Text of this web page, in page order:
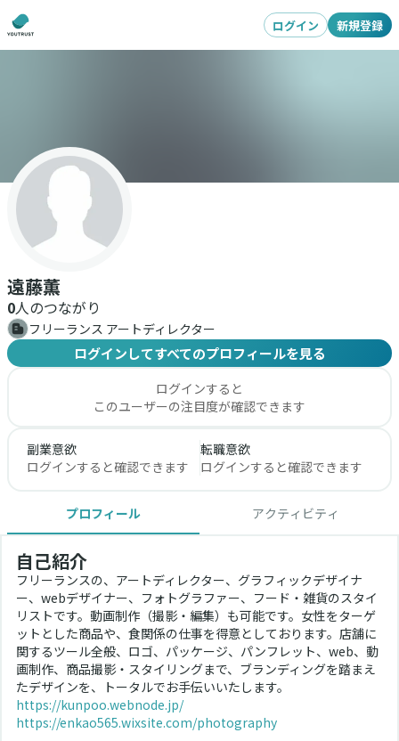
ログイン 新規登録
遠藤薫
0人のつながり
フリーランス アートディレクター
ログインしてすべてのプロフィールを見る
ログインすると
このユーザーの注目度が確認できます
副業意欲
ログインすると確認できます
転職意欲
ログインすると確認できます
プロフィール アクティビティ
自己紹介
フリーランスの、アートディレクター、グラフィックデザイナ
ー、webデザイナー、フォトグラファー、フード・雑貨のスタイ
リストです。動画制作（撮影・編集）も可能です。女性をターゲ
ットとした商品や、食関係の仕事を得意としております。店舗に
関するツール全般、ロゴ、パッケージ、パンフレット、web、動
画制作、商品撮影・スタイリングまで、ブランディングを踏まえ
たデザインを、トータルでお手伝いいたします。
https://kunpoo.webnode.jp/
https://enkao565.wixsite.com/photography